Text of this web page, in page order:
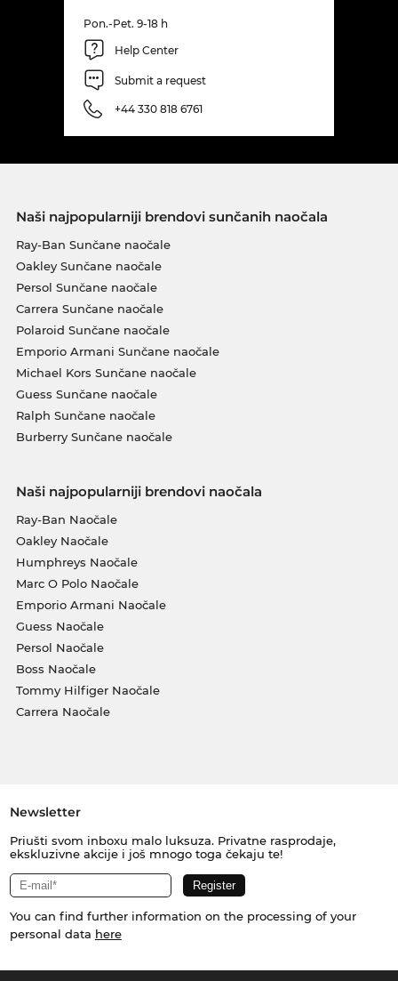
Pon.-Pet. 9-18 h
Help Center
Submit a request
+44 330 818 6761
Naši najpopularniji brendovi sunčanih naočala
Ray-Ban Sunčane naočale
Oakley Sunčane naočale
Persol Sunčane naočale
Carrera Sunčane naočale
Polaroid Sunčane naočale
Emporio Armani Sunčane naočale
Michael Kors Sunčane naočale
Guess Sunčane naočale
Ralph Sunčane naočale
Burberry Sunčane naočale
Naši najpopularniji brendovi naočala
Ray-Ban Naočale
Oakley Naočale
Humphreys Naočale
Marc O Polo Naočale
Emporio Armani Naočale
Guess Naočale
Persol Naočale
Boss Naočale
Tommy Hilfiger Naočale
Carrera Naočale
Newsletter
Priušti svom inboxu malo luksuza. Privatne rasprodaje,
ekskluzivne akcije i još mnogo toga čekaju te!
You can find further information on the processing of your
personal data here